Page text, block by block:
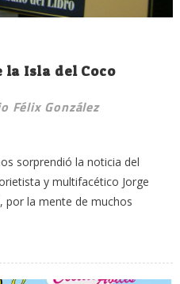
Isla del Coco
Félix González
sorprendió la noticia del
y multifacético Jorge
por la mente de muchos